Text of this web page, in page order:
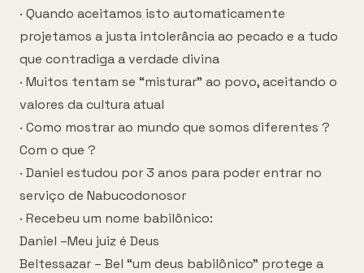
· Quando aceitamos isto automaticamente
projetamos a justa intolerância ao pecado e a tudo
que contradiga a verdade divina
· Muitos tentam se “misturar” ao povo, aceitando o
valores da cultura atual
· Como mostrar ao mundo que somos diferentes ?
Com o que ?
· Daniel estudou por 3 anos para poder entrar no
serviço de Nabucodonosor
· Recebeu um nome babilônico:
Daniel –Meu juiz é Deus
Beltessazar – Bel “um deus babilônico” protege a